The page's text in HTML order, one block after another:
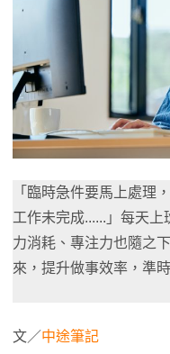
「臨時急件要馬上處理
工作未完成......」每天
力消耗、專注力也隨之
來，提升做事效率，準
文／中途筆記